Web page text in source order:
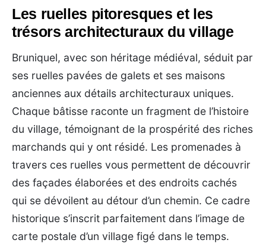
Les ruelles pitoresques et les
trésors architecturaux du village
Bruniquel, avec son héritage médiéval, séduit par
ses ruelles pavées de galets et ses maisons
anciennes aux détails architecturaux uniques.
Chaque bâtisse raconte un fragment de l’histoire
du village, témoignant de la prospérité des riches
marchands qui y ont résidé. Les promenades à
travers ces ruelles vous permettent de découvrir
des façades élaborées et des endroits cachés
qui se dévoilent au détour d’un chemin. Ce cadre
historique s’inscrit parfaitement dans l’image de
carte postale d’un village figé dans le temps.